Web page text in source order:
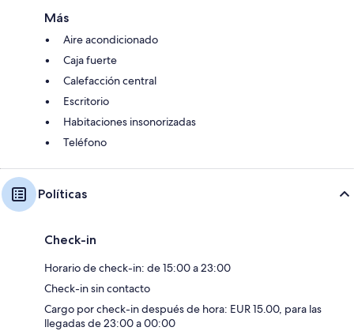
Más
Aire acondicionado
Caja fuerte
Calefacción central
Escritorio
Habitaciones insonorizadas
Teléfono
Políticas
Check-in
Horario de check-in: de 15:00 a 23:00
Check-in sin contacto
Cargo por check-in después de hora: EUR 15.00, para las
llegadas de 23:00 a 00:00